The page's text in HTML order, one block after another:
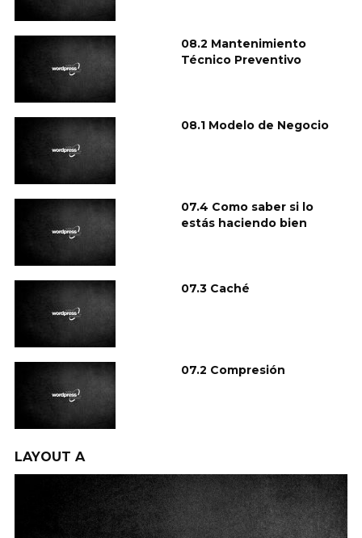
08.2 Mantenimiento
Técnico Preventivo
08.1 Modelo de Negocio
07.4 Como saber si lo
estás haciendo bien
07.3 Caché
07.2 Compresión
LAYOUT A